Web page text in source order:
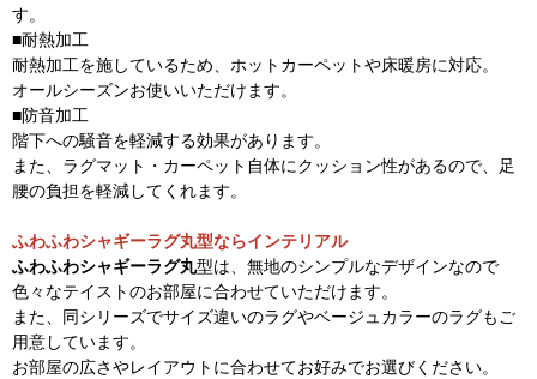
す。
■耐熱加工
耐熱加工を施しているため、ホットカーペットや床暖房に対応。
オールシーズンお使いいただけます。
■防音加工
階下への騒音を軽減する効果があります。
また、ラグマット・カーペット自体にクッション性があるので、足
腰の負担を軽減してくれます。
ふわふわシャギーラグ丸型ならインテリアル
ふわふわシャギーラグ丸型は、無地のシンプルなデザインなので
色々なテイストのお部屋に合わせていただけます。
また、同シリーズでサイズ違いのラグやベージュカラーのラグもご
用意しています。
お部屋の広さやレイアウトに合わせてお好みでお選びください。